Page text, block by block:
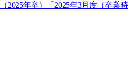
（2025年卒） 「 2025年3月 度 （卒業時